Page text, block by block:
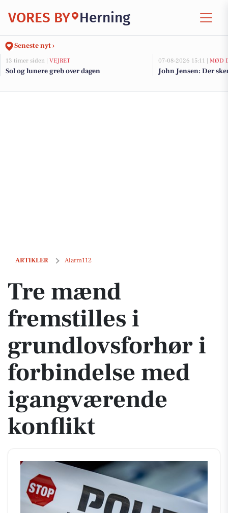
VORES BY Herning
Seneste nyt ›
13 timer siden | VEJRET
Sol og lunere greb over dagen
07-08-2026 15:11 | MØD
John Jensen: Der
ARTIKLER Alarm112
Tre mænd fremstilles i grundlovsforhør i forbindelse med
Tre mænd
fremstilles i
grundlovsforhør i
forbindelse med
igangværende
konflikt